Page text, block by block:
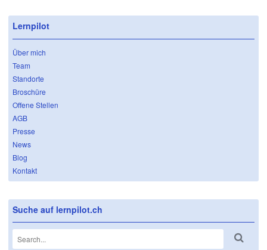
Lernpilot
Über mich
Team
Standorte
Broschüre
Offene Stellen
AGB
Presse
News
Blog
Kontakt
Suche auf lernpilot.ch